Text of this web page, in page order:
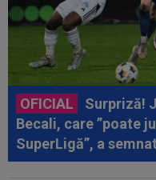
OFICIAL
Surpriză!
Becali, care ”poate
SuperLigă”, a semnat